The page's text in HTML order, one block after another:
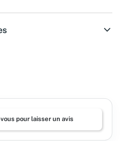
pour laisser un avis